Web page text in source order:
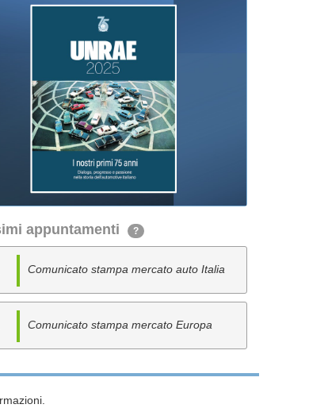
appuntamenti ?
Comunicato stampa mercato auto Italia
Comunicato stampa mercato Europa